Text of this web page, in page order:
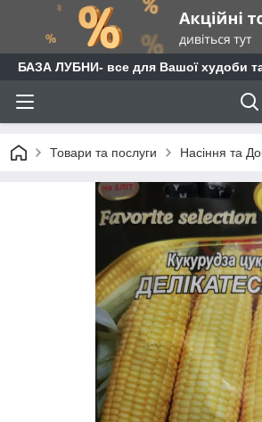
БАЗА ЛУБНИ- все для Вашої худоби та
Товари та послуги Насіння та